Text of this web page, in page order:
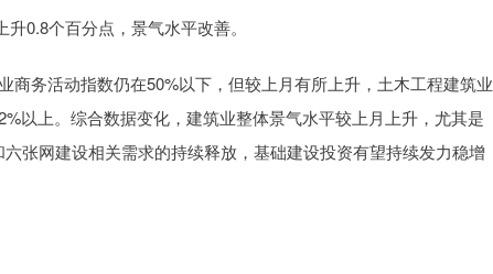
0.8个百分点，景气水平改善。
务活动指数仍在50%以下，但较上月有所上升，土木工程建筑业
以上。综合数据变化，建筑业整体景气水平较上月上升，尤其是
张网建设相关需求的持续释放，基础建设投资有望持续发力稳增